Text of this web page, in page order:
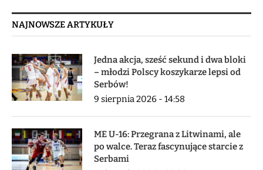
NAJNOWSZE ARTYKUŁY
Jedna akcja, sześć sekund i dwa bloki
– młodzi Polscy koszykarze lepsi od
Serbów!
9 sierpnia 2026 - 14:58
ME U-16: Przegrana z Litwinami, ale
po walce. Teraz fascynujące starcie z
Serbami